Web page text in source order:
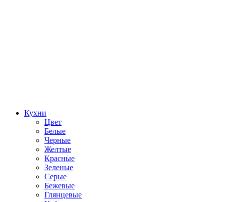
Кухни
Цвет
Белые
Черные
Желтые
Красные
Зеленые
Серые
Бежевые
Глянцевые